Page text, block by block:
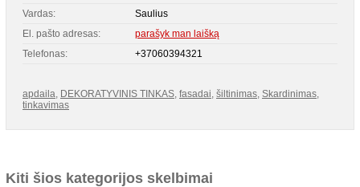
Vardas:
Saulius
El. pašto adresas:
parašyk man laišką
Telefonas:
+37060394321
apdaila, DEKORATYVINIS TINKAS, fasadai, šiltinimas, Skardinimas,
tinkavimas
Kiti šios kategorijos skelbimai